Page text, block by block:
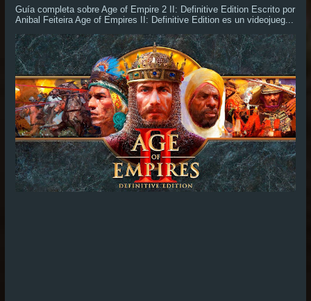
Guía completa sobre Age of Empire 2 II: Definitive Edition Escrito por
Anibal Feiteira Age of Empires II: Definitive Edition es un videojueg...